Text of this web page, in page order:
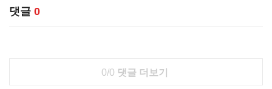
댓글 0
0/0 댓글 더보기